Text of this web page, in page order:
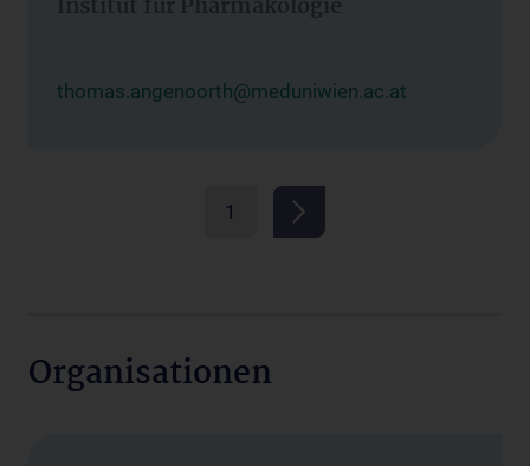
Institut für Pharmakologie
thomas.angenoorth@meduniwien.ac.at
1
Organisationen